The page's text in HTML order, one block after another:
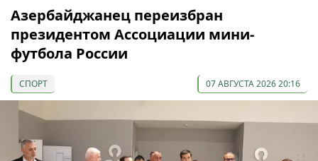
Азербайджанец переизбран
президентом Ассоциации мини-
футбола России
СПОРТ 07 АВГУСТА 2026 20:16